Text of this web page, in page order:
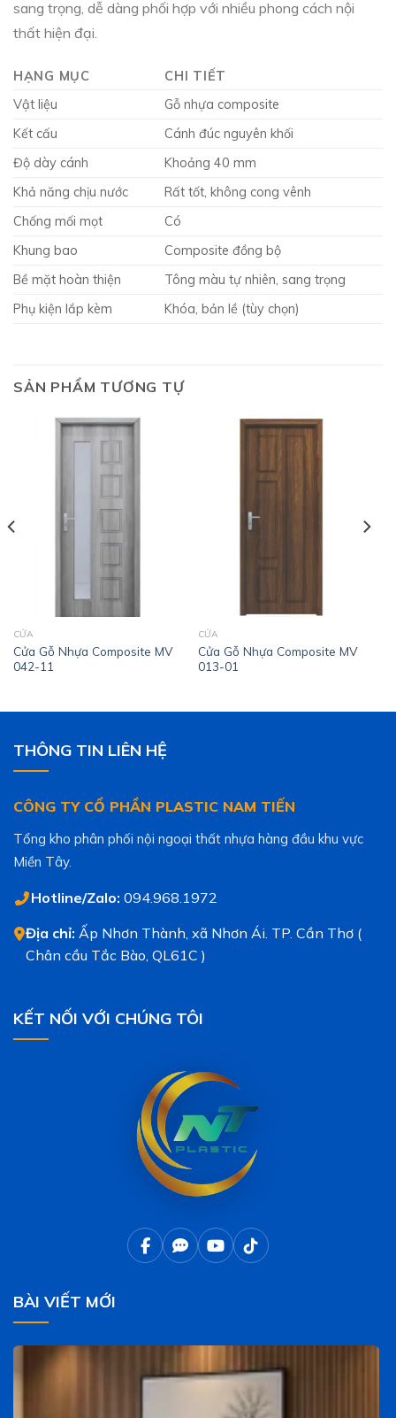
sang trọng, dễ dàng phối hợp với nhiều phong cách nội
thất hiện đại.
HẠNG MỤC
CHI TIẾT
Vật liệu
Gỗ nhựa composite
Kết cấu
Cánh đúc nguyên khối
Độ dày cánh
Khoảng 40 mm
Khả năng chịu nước
Rất tốt, không cong vênh
Chống mối mọt
Có
Khung bao
Composite đồng bộ
Bề mặt hoàn thiện
Tông màu tự nhiên, sang trọng
Phụ kiện lắp kèm
Khóa, bản lề (tùy chọn)
SẢN PHẨM TƯƠNG TỰ
CỬA
Cửa Gỗ Nhựa Composite MV
042-11
CỬA
Cửa Gỗ Nhựa Composite MV
013-01
THÔNG TIN LIÊN HỆ
CÔNG TY CỔ PHẦN PLASTIC NAM TIẾN
Tổng kho phân phối nội ngoại thất nhựa hàng đầu khu vực
Miền Tây.
Hotline/Zalo: 094.968.1972
Địa chỉ: Ấp Nhơn Thành, xã Nhơn Ái. TP. Cần Thơ (
Chân cầu Tắc Bào, QL61C )
KẾT NỐI VỚI CHÚNG TÔI
BÀI VIẾT MỚI